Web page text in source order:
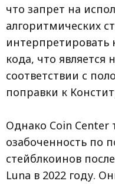
что запрет на
алгоритмических
интерпретировать
кода, что
соответствии с
поправки к
Однако Coin Center
озабоченность по
стейблкоинов
Luna в 2022 году.